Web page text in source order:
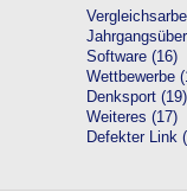
Software (16)
Wettbewerbe
Denksport (19)
Weiteres (17)
Defekter Link